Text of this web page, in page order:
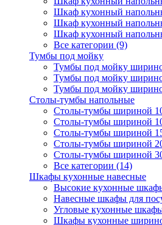
Шкаф кухонный
Шкаф кухонный
Шкаф кухонный
Все категории (9)
Тумбы под мойку
Тумбы под мойку
Тумбы под мойку
Тумбы под мойку
Столы-тумбы напольные
Столы-тумбы шириной
Столы-тумбы шириной
Столы-тумбы шириной
Столы-тумбы шириной
Столы-тумбы шириной
Все категории (14)
Шкафы кухонные навесные
Высокие кухонные
Навесные шкафы для
Угловые кухонные
Шкафы кухонные